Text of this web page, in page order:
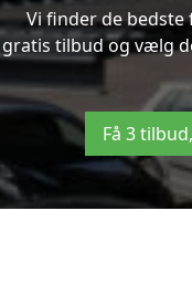
Vi finder de
gratis tilbud og vælg
Få 3